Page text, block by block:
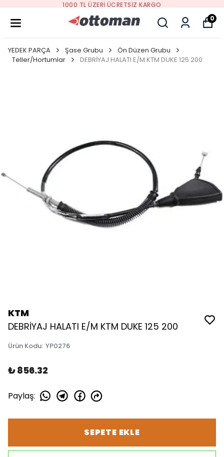
1000 TL ÜZERI ÜCRETSIZ KARGO
0
YEDEK PARÇA Şase Grubu
Ön Düzen Grubu
Teller/Hortumlar
DEBRİYAJ HALATI E/M KTM DUKE 125 200
KTM
DEBRİYAJ HALATI E/M KTM DUKE 125 200
Ürün Kodu: YP0276
₺ 856.32
Paylaş:
SEPETE EKLE